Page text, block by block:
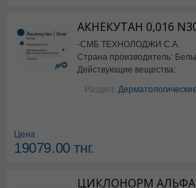
АКНЕКУТАН 0,016
-СМБ ТЕХНОЛОДЖИ С.А.
Страна производитель:
Действующие вещества:
Изотретиноин
Раздел:
Цена
19079.00тнг.
ЦИКЛОНОРМ АЛЬФА